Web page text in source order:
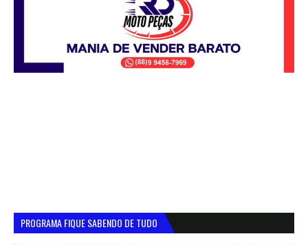
PROGRAMA FIQUE SABENDO DE TUDO